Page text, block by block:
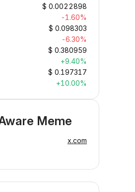
$ 0.0022898
-1.60%
$ 0.098303
-6.30%
$ 0.380959
+9.40%
$ 0.197317
+10.00%
Meme
x.com